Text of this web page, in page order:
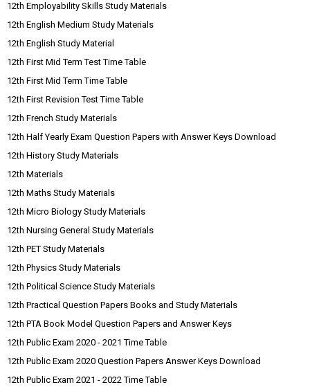
12th Employability Skills Study Materials
12th English Medium Study Materials
12th English Study Material
12th First Mid Term Test Time Table
12th First Mid Term Time Table
12th First Revision Test Time Table
12th French Study Materials
12th Half Yearly Exam Question Papers with Answer Keys Download
12th History Study Materials
12th Materials
12th Maths Study Materials
12th Micro Biology Study Materials
12th Nursing General Study Materials
12th PET Study Materials
12th Physics Study Materials
12th Political Science Study Materials
12th Practical Question Papers Books and Study Materials
12th PTA Book Model Question Papers and Answer Keys
12th Public Exam 2020 - 2021 Time Table
12th Public Exam 2020 Question Papers Answer Keys Download
12th Public Exam 2021 - 2022 Time Table